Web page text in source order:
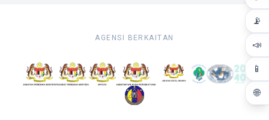
📡
📣
📱
🌐
AGENSI BERKAITAN